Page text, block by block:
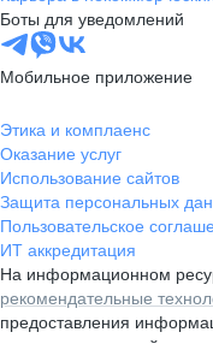
Боты для уведомлений
Мобильное приложение
Этика и комплаенс
Оказание услуг
Использование сайтов
Защита персональных
Пользовательское
ИТ аккредитация
На информационном
рекомендательные
предоставления